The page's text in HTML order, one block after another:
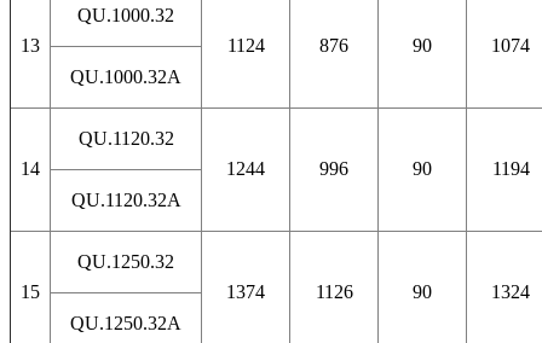
13
QU.1000.32
1124
876 90
1074
QU.1000.32A
14
QU.1120.32
1244
996 90
1194
QU.1120.32A
15
QU.1250.32
1374
1126 90
1324
QU.1250.32A